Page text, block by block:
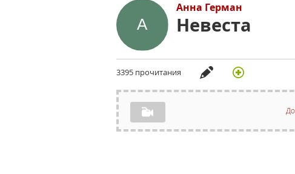
Анна Герман
Невеста
3395 прочитания